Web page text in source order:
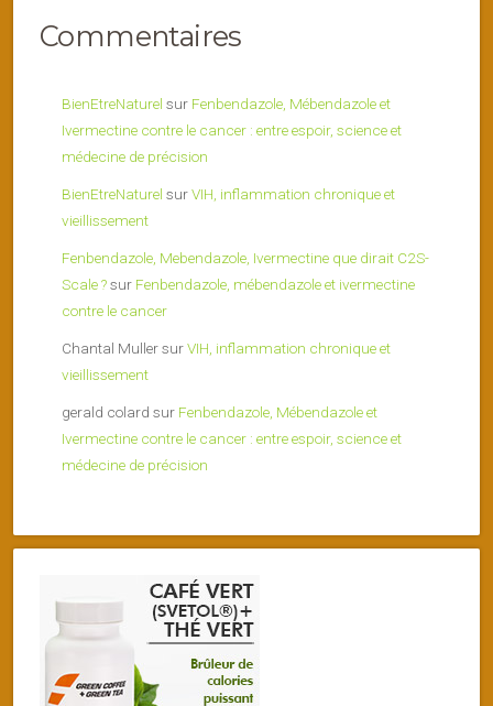
Commentaires
BienEtreNaturel sur Fenbendazole, Mébendazole et
Ivermectine contre le cancer : entre espoir, science et
médecine de précision
BienEtreNaturel surVIH, inflammation chronique et
vieillissement
Fenbendazole, Mebendazole, Ivermectine que dirait C2S-
Scale ?sur Fenbendazole, mébendazole et ivermectine
contre le cancer
Chantal MullersurVIH, inflammation chronique et
vieillissement
gerald colard sur Fenbendazole, Mébendazole et
Ivermectine contre le cancer : entre espoir, science et
médecine de précision